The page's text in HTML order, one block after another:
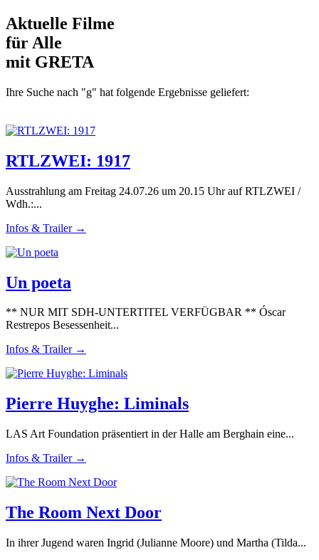
Aktuelle Filme
für Alle
mit GRETA
Ihre Suche nach "g" hat folgende Ergebnisse geliefert:
RTLZWEI: 1917
Ausstrahlung am Freitag 24.07.26 um 20.15 Uhr auf RTLZWEI /
Wdh.:...
Infos & Trailer →
Un poeta
** NUR MIT SDH-UNTERTITEL VERFÜGBAR ** Óscar
Restrepos Besessenheit...
Infos & Trailer →
Pierre Huyghe: Liminals
LAS Art Foundation präsentiert in der Halle am Berghain eine...
Infos & Trailer →
The Room Next Door
In ihrer Jugend waren Ingrid (Julianne Moore) und Martha (Tilda...